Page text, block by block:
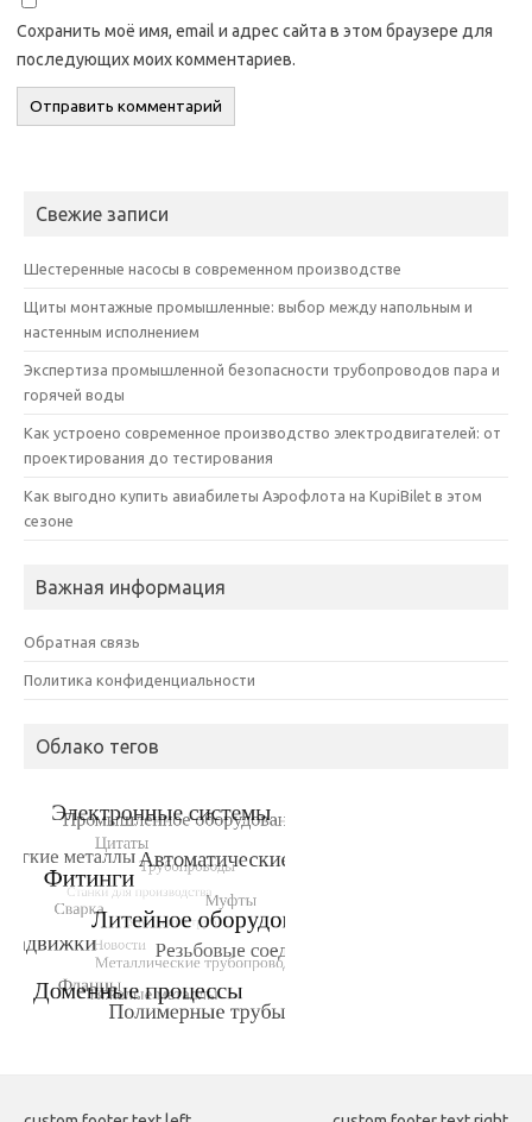
Сохранить моё имя, email и адрес сайта в этом браузере для
последующих моих комментариев.
Свежие записи
Шестеренные насосы в современном производстве
Щиты монтажные промышленные: выбор между напольным и
настенным исполнением
Экспертиза промышленной безопасности трубопроводов пара и
горячей воды
Как устроено современное производство электродвигателей: от
проектирования до тестирования
Как выгодно купить авиабилеты Аэрофлота на KupiBilet в этом
сезоне
Важная информация
Обратная связь
Политика конфиденциальности
Облако тегов